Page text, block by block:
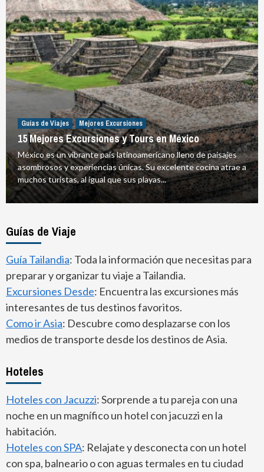
Guías de Viajes Mejores Excursiones
15 Mejores Excursiones y Tours en México
México es un vibrante país latinoamericano lleno de paisajes
asombrosos y experiencias únicas. Su excelente cocina atrae a
muchos turistas, al igual que sus playas...
Guías de Viaje
Guía Tailandia: Toda la información que necesitas para
preparar y organizar tu viaje a Tailandia.
Excursiones Desde: Encuentra las excursiones más
interesantes de tus destinos favoritos.
Como ir Asia: Descubre como desplazarse con los
medios de transporte desde los destinos de Asia.
Hoteles
Hoteles con Jacuzzi: Sorprende a tu pareja con una
noche en un magnífico un hotel con jacuzzi en la
habitación.
Hoteles con SPA: Relajate y desconecta con un hotel
con spa, balneario o con aguas termales en tu ciudad